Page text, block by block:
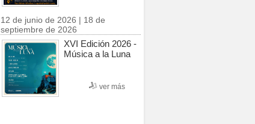
12 de junio de 2026 | 18 de
septiembre de 2026
XVI Edición 2026 -
Música a la Luna
ver más